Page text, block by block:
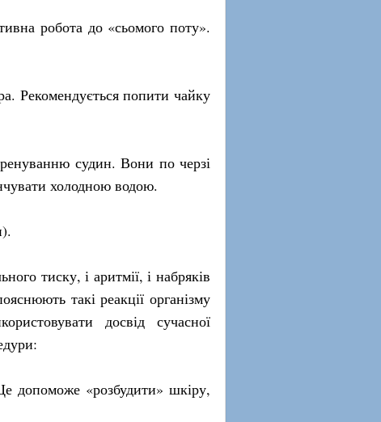
робота до «сьомого поту».
Рекомендується попити чайку
судин. Вони по черзі
холодною водою.
тиску, і аритмії, і набряків
такі реакції організму
досвід сучасної
допоможе «розбудити» шкіру,